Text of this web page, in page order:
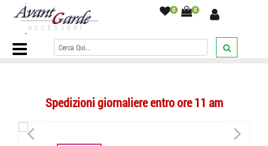
0 0
Home Page/SCIARPE/Stole Donna Cerimonia/Elegante stola di
seta verde acqua tiffa bellissima d'effetto grezzo taffeta
Spedizioni giornaliere entro ore 11 am
< >